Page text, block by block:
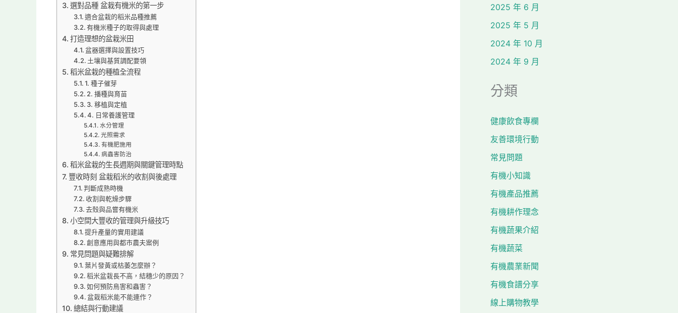
選對品種 盆栽有機米的第一步
適合盆栽的稻米品種推薦
有機米種子的取得與處理
打造理想的盆栽米田
盆器選擇與設置技巧
土壤與基質調配要領
稻米盆栽的種植全流程
1. 種子催芽
2. 播種與育苗
3. 移植與定植
4. 日常養護管理
水分管理
光照需求
有機肥施用
病蟲害防治
稻米盆栽的生長週期與關鍵管理時點
豐收時刻 盆栽稻米的收割與後處理
判斷成熟時機
收割與乾燥步驟
去殼與品嘗有機米
小空間大豐收的管理與升級技巧
提升產量的實用建議
創意應用與都市農夫案例
常見問題與疑難排解
葉片發黃或枯萎怎麼辦？
稻米盆栽長不高，結穗少的原因？
如何預防鳥害和蟲害？
盆栽稻米能不能連作？
總結與行動建議
2025 年 6 月
2025 年 5 月
2024 年 10 月
2024 年 9 月
分類
健康飲食專欄
友善環境行動
常見問題
有機小知識
有機產品推薦
有機耕作理念
有機蔬果介紹
有機蔬菜
有機農業新聞
有機食譜分享
線上購物教學